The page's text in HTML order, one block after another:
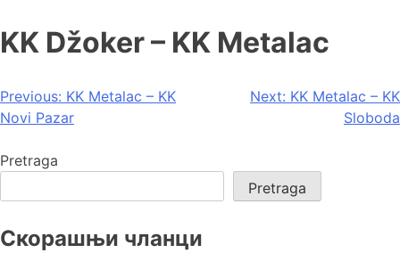
KK Džoker – KK Metalac
Previous: KK Metalac – KK
Novi Pazar
Next: KK Metalac – KK
Sloboda
Pretraga
Pretraga
Скорашњи чланци